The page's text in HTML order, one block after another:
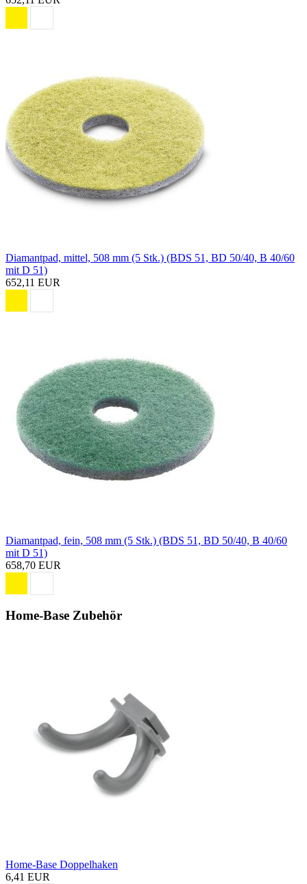
Diamantpad, mittel, 508 mm (5 Stk.) (BDS 51, BD 50/40, B 40/60
mit D 51)
652,11 EUR
Diamantpad, fein, 508 mm (5 Stk.) (BDS 51, BD 50/40, B 40/60
mit D 51)
658,70 EUR
Home-Base Zubehör
Home-Base Doppelhaken
6,41 EUR